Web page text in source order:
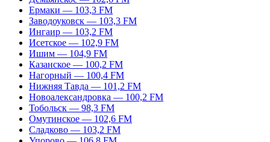
Ермаки — 103,3 FM
Заводоуковск — 103,3 FM
Ингаир — 103,2 FM
Исетское — 102,9 FM
Ишим — 104,9 FM
Казанское — 100,2 FM
Нагорный — 100,4 FM
Нижняя Тавда — 101,2 FM
Новоалександровка — 100,2 FM
Тобольск — 98,3 FM
Омутинское — 102,6 FM
Сладково — 103,2 FM